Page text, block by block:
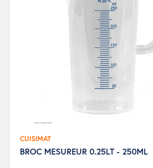
CUISIMAT
BROC MESUREUR 0.25LT - 250ML